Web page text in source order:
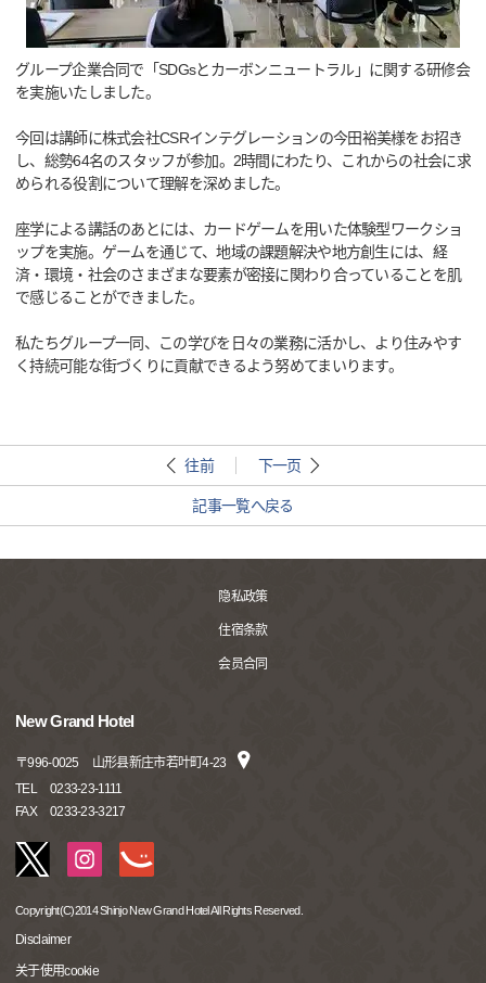
グループ企業合同で「SDGsとカーボンニュートラル」に関する研修会
を実施いたしました。
今回は講師に株式会社CSRインテグレーションの今田裕美様をお招き
し、総勢64名のスタッフが参加。2時間にわたり、これからの社会に求
められる役割について理解を深めました。
座学による講話のあとには、カードゲームを用いた体験型ワークショ
ップを実施。ゲームを通じて、地域の課題解決や地方創生には、経
済・環境・社会のさまざまな要素が密接に関わり合っていることを肌
で感じることができました。
私たちグループ一同、この学びを日々の業務に活かし、より住みやす
く持続可能な街づくりに貢献できるよう努めてまいります。
往前 下一页
記事一覧へ戻る
隐私政策
住宿条款
会员合同
New Grand Hotel
〒996-0025
山形县新庄市若叶町4-23
TEL
0233-23-1111
FAX
0233-23-3217
Copyright(C)2014 Shinjo New Grand Hotel All Rights Reserved.
Disclaimer
关于使用cookie